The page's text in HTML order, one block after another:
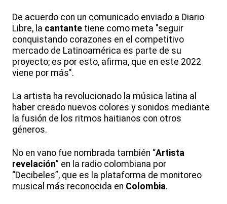
De acuerdo con un comunicado enviado a Diario
Libre, la cantante tiene como meta "seguir
conquistando corazones en el competitivo
mercado de Latinoamérica es parte de su
proyecto; es por esto, afirma, que en este 2022
viene por más".
La artista ha revolucionado la música latina al
haber creado nuevos colores y sonidos mediante
la fusión de los ritmos haitianos con otros
géneros.
No en vano fue nombrada también “Artista
revelación” en la radio colombiana por
“Decibeles”, que es la plataforma de monitoreo
musical más reconocida en Colombia.